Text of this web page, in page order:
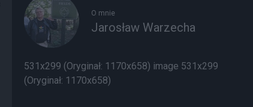
O mnie
Jarosław Warzecha
531x299 (Oryginał: 1170x658) image 531x299
(Oryginał: 1170x658)